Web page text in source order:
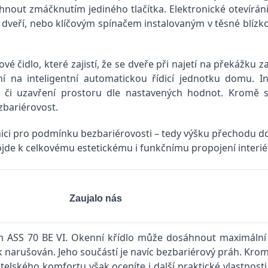
zmáčknutím jediného tlačítka. Elektronické
nebo klíčovým spínačem instalovaným v těsné
čidlo, které zajistí, že se dveře při najetí na překážku
na inteligentní automatickou řídicí jednotku domu.
uzavření prostoru dle nastavených hodnot. Kromě
pro podmínku bezbariérovosti – tedy výšku přechodu
k celkovému estetickému i funkčnímu propojení
Zaujalo nás
70 BE VI. Okenní křídlo může dosáhnout
Jeho součástí je navíc bezbariérový práh.